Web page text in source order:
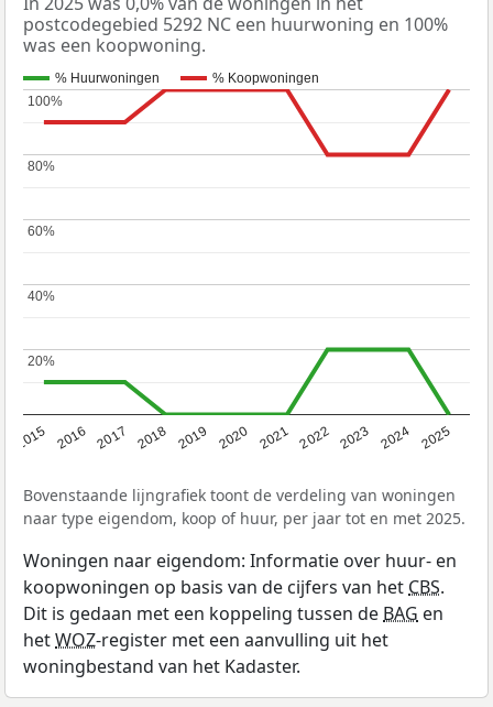
postcodegebied 5292 NC een huurwoning en 100%
was een koopwoning.
% Huurwoningen % Koopwoningen
2015 2016 2017 2018 2019 2020 2021 2022 2023 2024 2025
20%
20%
40%
40%
60%
60%
80%
80%
100%
100%
Bovenstaande lijngrafiek toont de verdeling van woningen
naar type eigendom, koop of huur, per jaar tot en met 2025.
Woningen naar eigendom: Informatie over huur- en
koopwoningen op basis van de cijfers van het CBS.
Dit is gedaan met een koppeling tussen de BAG en
hetWOZ-register met een aanvulling uit het
woningbestand van het Kadaster.